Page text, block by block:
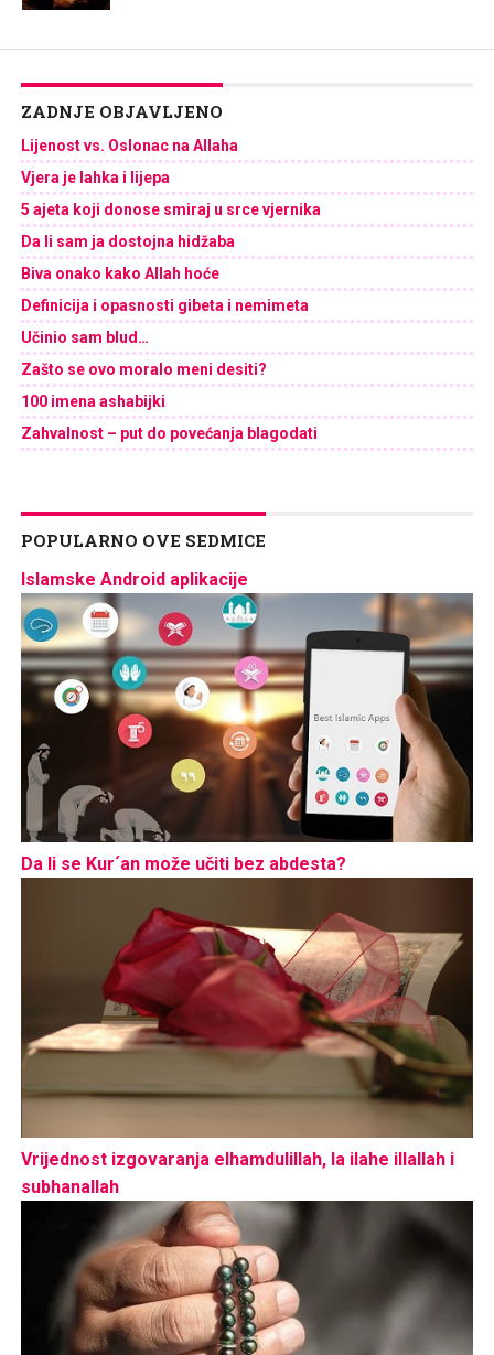
ZADNJE OBJAVLJENO
Lijenost vs. Oslonac na Allaha
Vjera je lahka i lijepa
5 ajeta koji donose smiraj u srce vjernika
Da li sam ja dostojna hidžaba
Biva onako kako Allah hoće
Definicija i opasnosti gibeta i nemimeta
Učinio sam blud…
Zašto se ovo moralo meni desiti?
100 imena ashabijki
Zahvalnost – put do povećanja blagodati
POPULARNO OVE SEDMICE
Islamske Android aplikacije
Da li se Kur´an može učiti bez abdesta?
Vrijednost izgovaranja elhamdulillah, la ilahe illallah i
subhanallah